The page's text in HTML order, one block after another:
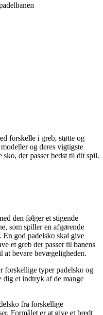
forskelle i greb, støtte og
og deres vigtigste
sko, der passer bedst til dit spil.
den følger et stigende
som spiller en afgørende
god padelsko skal give
et greb der passer til banens
bevare bevægeligheden.
forskellige typer padelsko og
dig et indtryk af de mange
fra forskellige
Formålet er at give et bredt